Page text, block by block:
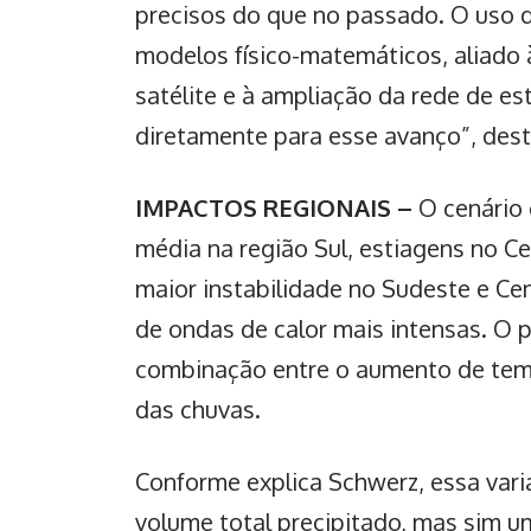
precisos do que no passado. O uso
modelos físico-matemáticos, aliado
satélite e à ampliação da rede de
diretamente para esse avanço”,
IMPACTOS REGIONAIS – O
média na região Sul, estiagens no
maior instabilidade no Sudeste e
de ondas de calor mais intensas. O
combinação entre o aumento de
das chuvas.
Conforme explica Schwerz, essa
volume total precipitado, mas sim